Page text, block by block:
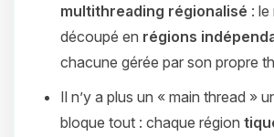
multithreading régionalisé :
découpé en régions
chacune gérée par son propre
Il n’y a plus un « main thread »
bloque tout : chaque région